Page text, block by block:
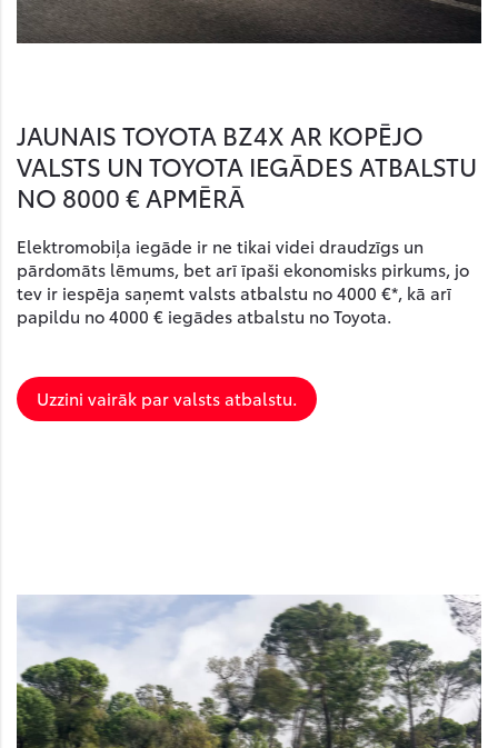
JAUNAIS TOYOTA BZ4X AR KOPĒJO
VALSTS UN TOYOTA IEGĀDES ATBALSTU
NO 8000 € APMĒRĀ
Elektromobiļa iegāde ir ne tikai videi draudzīgs un
pārdomāts lēmums, bet arī īpaši ekonomisks pirkums, jo
tev ir iespēja saņemt valsts atbalstu no 4000 €*, kā arī
papildu no 4000 € iegādes atbalstu no Toyota.
Uzzini vairāk par valsts atbalstu.